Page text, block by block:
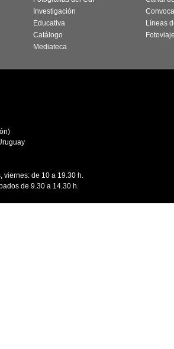
Investigación
Educativa
Catálogo
Mediateca
Líneas
viernes: de 10 a 19.30 h.
de 9.30 a 14.30 h.